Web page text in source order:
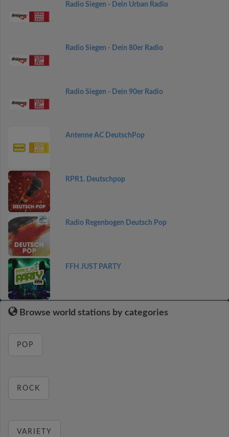
Radio Siegen - Dein Urban Radio
Radio Siegen - Dein 80er Radio
Radio Siegen - Dein 90er Radio
Antenne AC DeutschPop
RPR1. Deutschpop
Radio Regenbogen Deutsch Pop
FFH JUST PARTY
Browse world stations by categories
POP
ROCK
VARIETY